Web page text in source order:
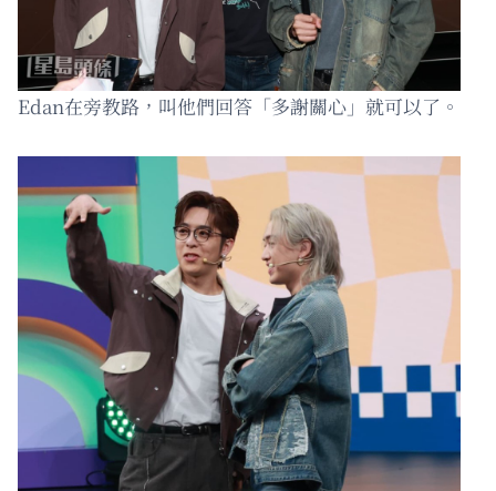
Edan在旁教路，叫他們回答「多謝關心」就可以了。